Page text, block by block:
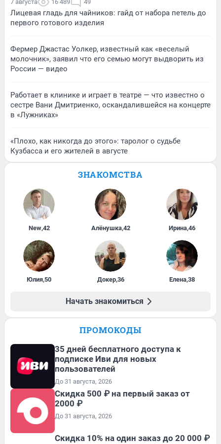
7 августа 16 489 49
Лицевая гладь для чайников: гайд от набора петель до
первого готового изделия
Фермер Джастас Уолкер, известный как «веселый
молочник», заявил что его семью могут выдворить из
России — видео
Работает в клинике и играет в театре — что известно о
сестре Вани Дмитриенко, оскандалившейся на концерте
в «Лужниках»
«Плохо, как никогда до этого»: таролог о судьбе
Кузбасса и его жителей в августе
ЗНАКОМСТВА
New,42 Алёнушка,42 Ирина,46
Юлия,50 Докер,36 Елена,38
Начать знакомиться
ПРОМОКОДЫ
35 дней бесплатного доступа к
подписке Иви для новых
пользователей
До 31 августа, 2026
Скидка 500 ₽ на первый заказ от
2000 ₽
До 31 августа, 2026
Скидка 10% на один заказ до 20 000 ₽